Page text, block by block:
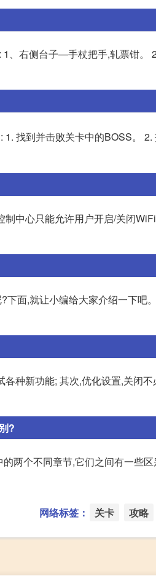
、右侧台子—手杖把手,轧票钳
1. 找到并击败关卡中的BOSS。
中心只能允许用户开启/关闭
下面,就让小编给大家介绍一下吧
种新功能; 其次,优化设置,关闭
?
两个不同章节,它们之间有一些
网络标签： 关卡 攻略